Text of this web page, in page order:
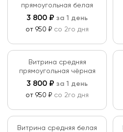
прямоугольная белая
3 800 ₽ за 1 день
от 950 ₽ со 2го дня
Витрина средняя
прямоугольная чёрная
3 800 ₽ за 1 день
от 950 ₽ со 2го дня
Витрина средняя белая